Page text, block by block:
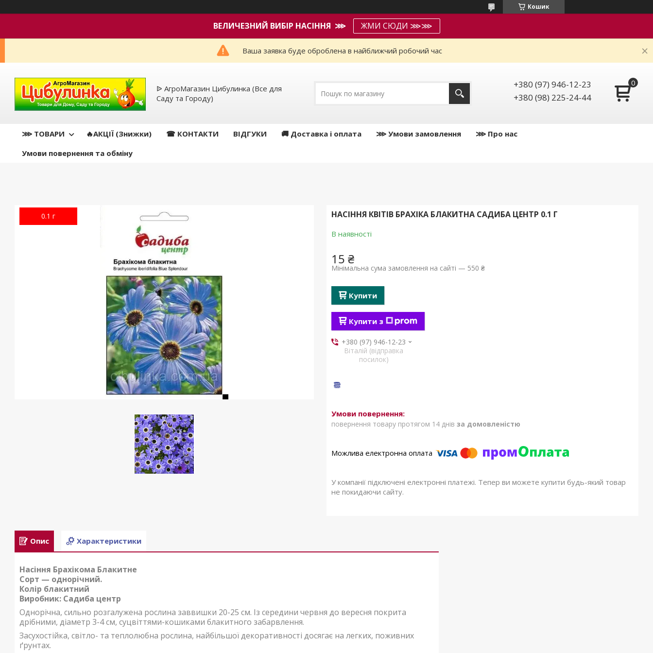
Кошик
ВЕЛИЧЕЗНИЙ ВИБІР НАСІННЯ ⋙ ЖМИ СЮДИ ⋙⋙
Ваша заявка буде оброблена в найближчий робочий час
ᐉ АгроМагазин Цибулинка (Все для
Саду та Городу)
+380 (97) 946-12-23
+380 (98) 225-24-44
⋙ ТОВАРИ 🔥АКЦІЇ (Знижки) ☎ КОНТАКТИ ВІДГУКИ 🚚 Доставка і оплата ⋙ Умови замовлення
⋙ Про нас
Умови повернення та обміну
0.1 г НАСІННЯ КВІТІВ БРАХІКА БЛАКИТНА САДИБА ЦЕНТР 0.1 Г
В наявності
15 ₴
Мінімальна сума замовлення на сайті — 550 ₴
Купити
Купити з
+380 (97) 946-12-23
Віталій (відправка
посилок)
повернення товару протягом 14 днів за домовленістю
У компанії підключені електронні платежі. Тепер ви можете купити будь-який товар
не покидаючи сайту.
Опис Характеристики
Насіння Брахікома Блакитне
Сорт — однорічний.
Колір блакитний
Виробник: Садиба центр
Однорічна, сильно розгалужена рослина заввишки 20-25 см. Із середини червня до вересня покрита
дрібними, діаметр 3-4 см, суцвіттями-кошиками блакитного забарвлення.
Засухостійка, світло- та теплолюбна рослина, найбільшої декоративності досягає на легких, поживних
ґрунтах.